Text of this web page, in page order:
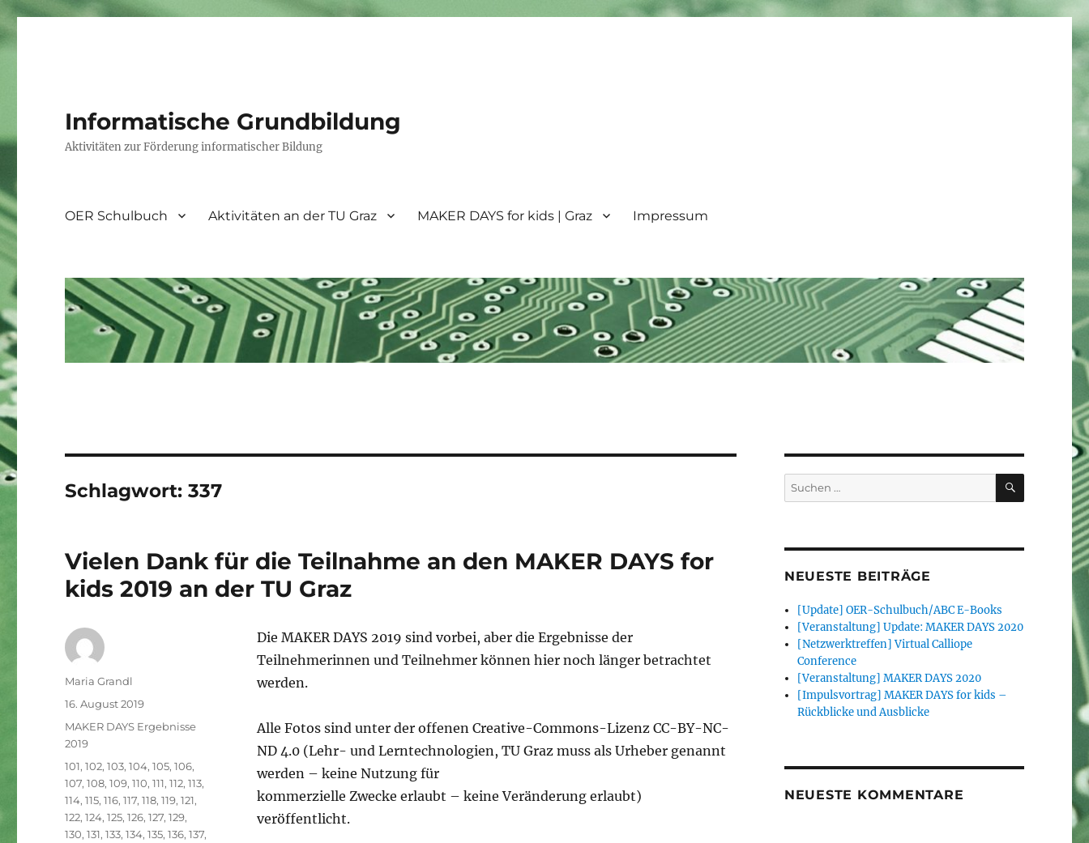
Informatische Grundbildung
Aktivitäten zur Förderung informatischer Bildung
OER Schulbuch Aktivitäten an der TU Graz MAKER DAYS for kids | Graz Impressum
Schlagwort:337
Vielen Dank für die Teilnahme an den MAKER DAYS for
kids 2019 an der TU Graz
Die MAKER DAYS 2019 sind vorbei, aber die Ergebnisse der
Teilnehmerinnen und Teilnehmer können hier noch länger betrachtet
werden.
Alle Fotos sind unter der offenen Creative-Commons-Lizenz CC-BY-NC-
ND 4.0 (Lehr- und Lerntechnologien, TU Graz muss als Urheber genannt
werden – keine Nutzung für
kommerzielle Zwecke erlaubt – keine Veränderung erlaubt)
veröffentlicht.
Autor
Maria Grandl
Veröffentlicht
16. August 2019
Kategorien
MAKER DAYS Ergebnisse
2019
Schlagwörter
101,102,103,104,105,106,
107,108,109,110,111,112,113,
114,115,116,117,118,119,121,
122,124,125,126,127,129,
130,131,133,134,135,136,137,
Suchen
nach:
SUCHEN
NEUESTE BEITRÄGE
[Update] OER-Schulbuch/ABC E-Books
[Veranstaltung] Update: MAKER DAYS 2020
[Netzwerktreffen] Virtual Calliope
Conference
[Veranstaltung] MAKER DAYS 2020
[Impulsvortrag] MAKER DAYS for kids –
Rückblicke und Ausblicke
NEUESTE KOMMENTARE